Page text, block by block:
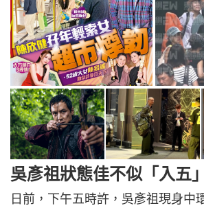
吳彥祖狀態佳不似「入五」
日前，下午五時許，吳彥祖現身中